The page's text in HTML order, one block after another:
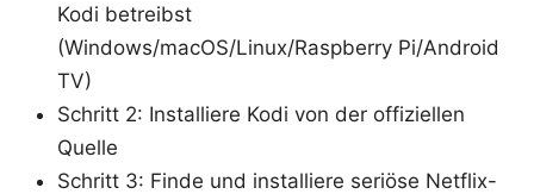
Kodi betreibst
(Windows/macOS/Linux/Raspberry Pi/Android
TV)
Schritt 2: Installiere Kodi von der offiziellen
Quelle
Schritt 3: Finde und installiere seriöse Netflix-